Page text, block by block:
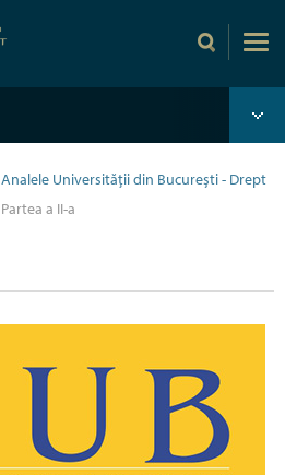
Analele Universității din București - Drept
Partea a II-a